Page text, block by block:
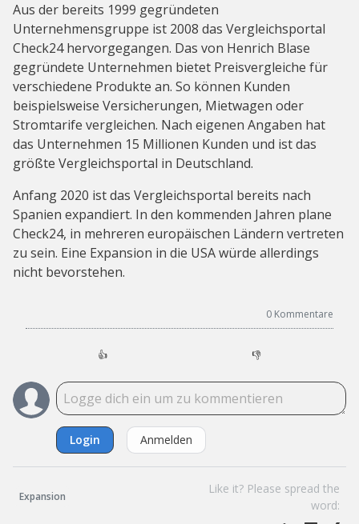
Aus der bereits 1999 gegründeten
Unternehmensgruppe ist 2008 das Vergleichsportal
Check24 hervorgegangen. Das von Henrich Blase
gegründete Unternehmen bietet Preisvergleiche für
verschiedene Produkte an. So können Kunden
beispielsweise Versicherungen, Mietwagen oder
Stromtarife vergleichen. Nach eigenen Angaben hat
das Unternehmen 15 Millionen Kunden und ist das
größte Vergleichsportal in Deutschland.
Anfang 2020 ist das Vergleichsportal bereits nach
Spanien expandiert. In den kommenden Jahren plane
Check24, in mehreren europäischen Ländern vertreten
zu sein. Eine Expansion in die USA würde allerdings
nicht bevorstehen.
0 Kommentare
👍 👎
Login Anmelden
Expansion
Like it? Please spread the
word: